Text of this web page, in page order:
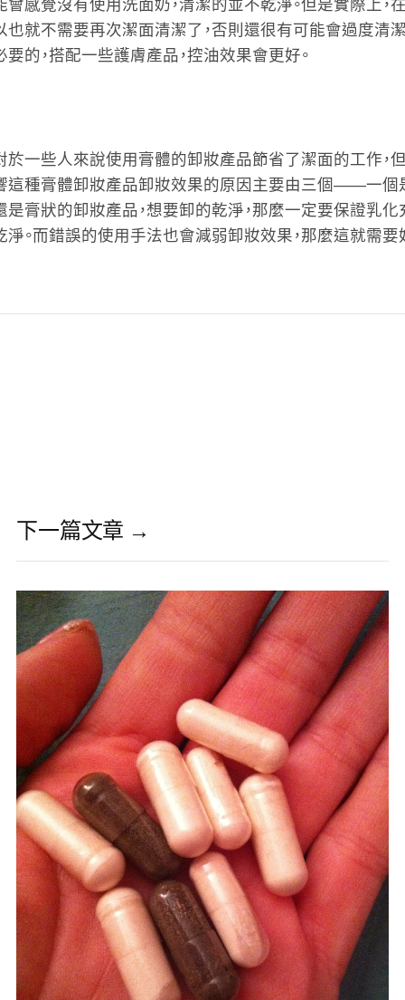
感覺沒有使用洗面奶，清潔的並不乾淨。但是實際上，
就不需要再次潔面清潔了，否則還很有可能會過度清
的，搭配一些護膚產品，控油效果會更好。
一些人來說使用膏體的卸妝產品節省了潔面的工作，
這種膏體卸妝產品卸妝效果的原因主要由三個——一個
膏狀的卸妝產品，想要卸的乾淨，那麼一定要保證乳化
。而錯誤的使用手法也會減弱卸妝效果，那麼這就需要
下一篇文章 →